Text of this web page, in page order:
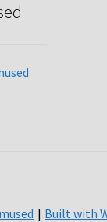
Built with